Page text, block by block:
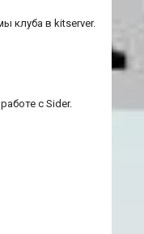
клуба в kitserver.
с Sider.